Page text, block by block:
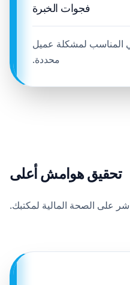
فجوات الخبرة
المناسب لمشكلة عميل
محددة.
تحقيق هوامش أعلى
على الصحة المالية لمكتبك.